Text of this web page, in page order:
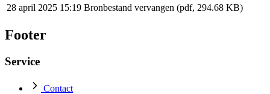
28 april 2025 15:19 Bronbestand vervangen (pdf, 294.68 KB)
Footer
Service
Contact